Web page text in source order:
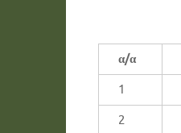
α/α
1
2